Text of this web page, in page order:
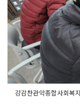
강감찬관악종합사회복